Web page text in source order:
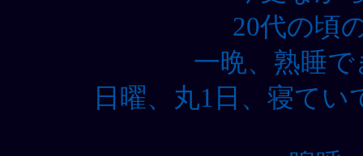
20代の頃
一晩、熟睡
日曜、丸1日、寝て